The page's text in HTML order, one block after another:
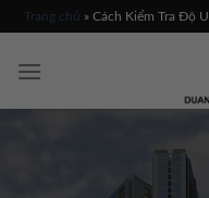
Skip
content
Trang chủ » Cách Kiểm Tra Độ